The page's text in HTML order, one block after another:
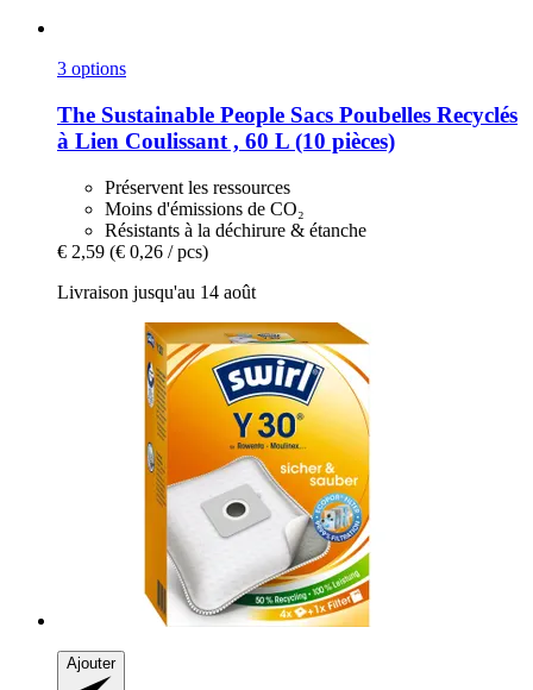
3 options
The Sustainable People Sacs Poubelles Recyclés
à Lien Coulissant , 60 L (10 pièces)
Préservent les ressources
Moins d'émissions de CO₂
Résistants à la déchirure & étanche
€ 2,59 (€ 0,26 / pcs)
Livraison jusqu'au 14 août
Ajouter